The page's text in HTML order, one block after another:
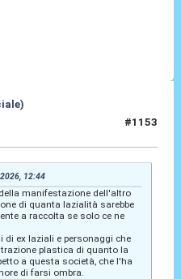
#1153
12:44
manifestazione dell'altro
di quanta lazialità sarebbe
a raccolta se solo ce ne
ex laziali e personaggi che
plastica di quanto la
a questa società, che l'ha
di farsi ombra.